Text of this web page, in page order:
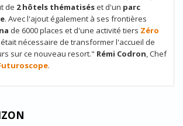
de 2 hôtels thématiséset d'un parc
. Avec l'ajout également à ses frontières
de 6000 places et d'une activité tiers Zéro
était nécessaire de transformer l'accueil de
sur ce nouveau resort." Rémi Codron, Chef
.